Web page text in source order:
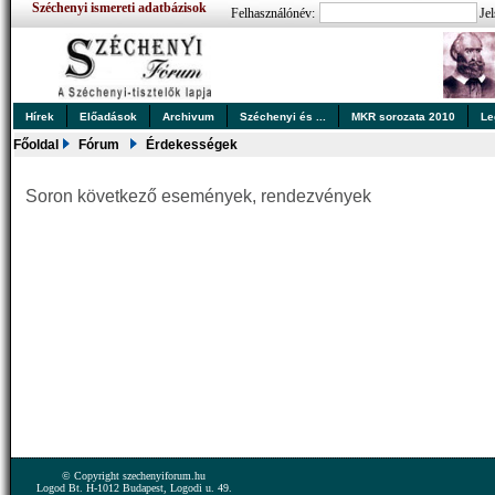
Széchenyi ismereti adatbázisok Felhasználónév:
Hírek Előadások Archivum Széchenyi és ... MKR sorozata 2010
Főoldal Fórum Érdekességek
Soron következő események, rendezvények
© Copyright szechenyiforum.hu
Logod Bt. H-1012 Budapest, Logodi u. 49.